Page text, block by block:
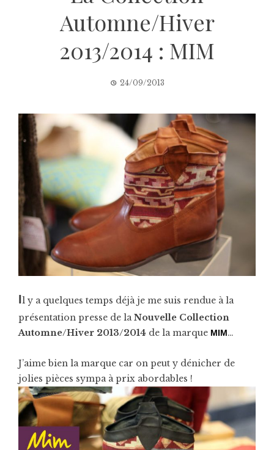
Automne/Hiver
2013/2014 : MIM
24/09/2013
Il y a quelques temps déjà je me suis rendue à la
présentation presse de laNouvelle Collection
Automne/Hiver 2013/2014 de la marque MIM…
J’aime bien la marque car on peut y dénicher de
jolies pièces sympa à prix abordables !